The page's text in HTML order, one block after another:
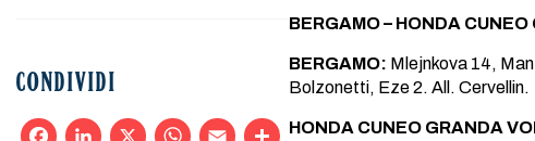
CONDIVIDI
BERGAMO – HONDA
BERGAMO: Mlejnkova 14,
Bolzonetti, Eze 2. All. Cervellin.
HONDA CUNEO GRANDA